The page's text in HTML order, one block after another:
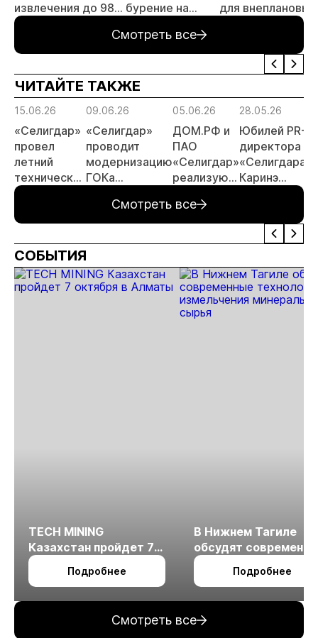
извлечения до 98%
золота из
металлургического
шлака
бурение на
месторождении
Дегдекан
для внеплановых
Смотреть все
ЧИТАЙТЕ ТАКЖЕ
15.06.26
«Селигдар»
провел
летний
технический
совет
09.06.26
«Селигдар»
проводит
модернизацию
ГОКа
Якутии
05.06.26
ДОМ.РФ и
ПАО
«Селигдар»
реализуют
пилотный
проект
арендного
28.05.26
Юбилей PR-
директора
«Селигдара»
Каринэ
Смотреть все
СОБЫТИЯ
TECH MINING
Казахстан пройдет 7
октября в Алматы
Подробнее
В Нижнем Тагиле
обсудят
технологии
измельчения
Подробнее
Смотреть все